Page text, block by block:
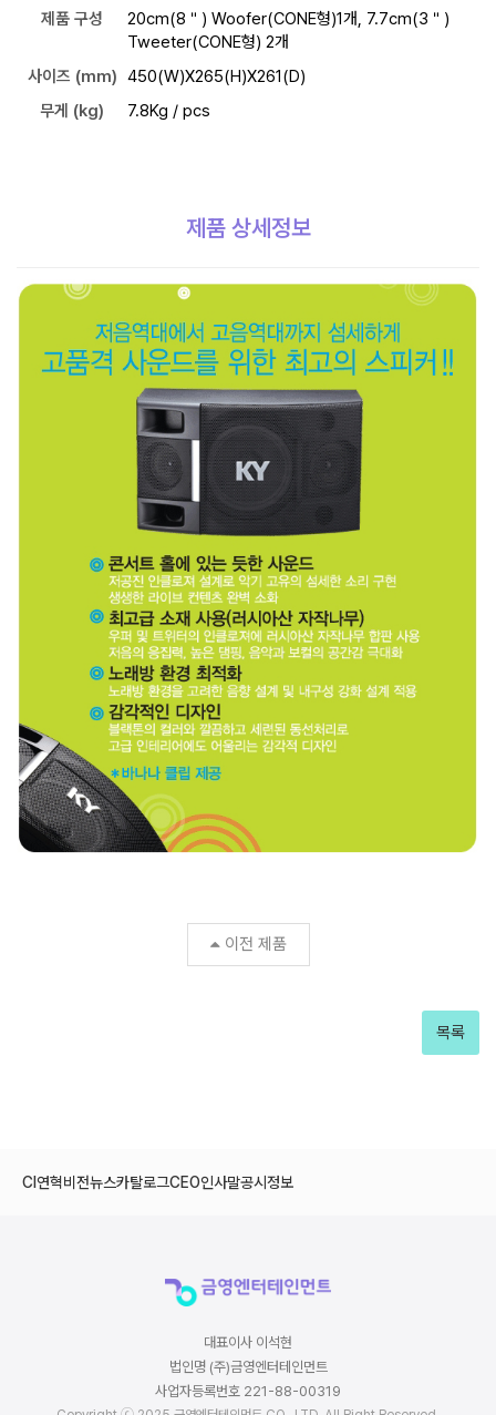
제품 구성
20cm(8＂) Woofer(CONE형)1개, 7.7cm(3＂)
Tweeter(CONE형) 2개
사이즈 (mm) 450(W)X265(H)X261(D)
무게 (kg)
7.8Kg / pcs
제품 상세정보
이전 제품
목록
CI 연혁비전뉴스카탈로그CEO인사말공시정보
대표이사 이석현
법인명 (주)금영엔터테인먼트
사업자등록번호 221-88-00319